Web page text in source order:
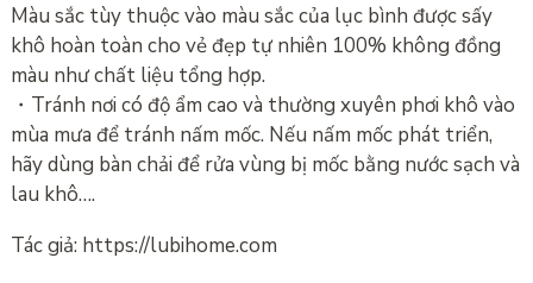
Màu sắc tùy thuộc vào màu sắc của lục bình được sấy
khô hoàn toàn cho vẻ đẹp tự nhiên 100% không đồng
màu như chất liệu tổng hợp.
・Tránh nơi có độ ẩm cao và thường xuyên phơi khô vào
mùa mưa để tránh nấm mốc. Nếu nấm mốc phát triển,
hãy dùng bàn chải để rửa vùng bị mốc bằng nước sạch và
lau khô….
Tác giả: https://lubihome.com